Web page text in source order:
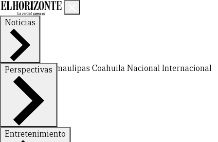
Noticias
Nuevo LeónTamaulipas Coahuila NacionalInternacional
Perspectivas
FinanzasOpinión
Entretenimiento